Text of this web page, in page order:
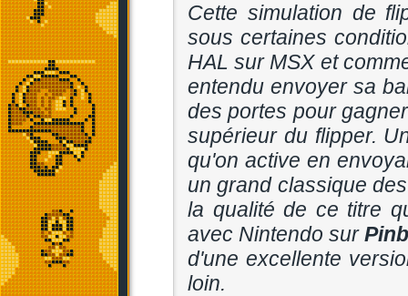
Cette simulation de
sous certaines
HAL sur MSX et
entendu envoyer sa
des portes pour
supérieur du flipper.
qu'on active en
un grand classique
la qualité de ce titre
avec Nintendo sur
d'une excellente
loin.